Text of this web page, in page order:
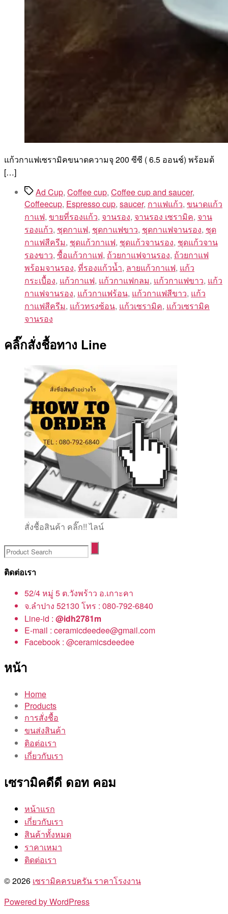
แก้วกาแฟเซรามิคขนาดความจุ 200 ซีซี ( 6.5 ออนช์) พร้อมด้
[…]
TagsAd Cup, Coffee cup, Coffee cup and saucer,
Coffeecup, Espresso cup, saucer, กาแฟแก้ว, ขนาดแก้ว
กาแฟ, ขายที่รองแก้ว, จานรอง, จานรอง เซรามิค, จาน
รองแก้ว, ชุดกาแฟ, ชุดกาแฟขาว, ชุดกาแฟจานรอง, ชุด
กาแฟสีครีม, ชุดแก้วกาแฟ, ชุดแก้วจานรอง, ชุดแก้วจาน
รองขาว, ซื้อแก้วกาแฟ, ถ้วยกาแฟจานรอง, ถ้วยกาแฟ
พร้อมจานรอง, ที่รองแก้วน้ำ, ลายแก้วกาแฟ, แก้ว
กระเบื้อง, แก้วกาแฟ, แก้วกาแฟกลม, แก้วกาแฟขาว, แก้ว
กาแฟจานรอง, แก้วกาแฟร้อน, แก้วกาแฟสีขาว, แก้ว
กาแฟสีครีม, แก้วทรงซ้อน, แก้วเซรามิค, แก้วเซรามิค
จานรอง
คลิ๊กสั่งชื้อทาง Line
สั่งชื้อสินค้า คลิ๊ก!! ไลน์
ติดต่อเรา
52/4 หมู่ 5 ต.วังพร้าว อ.เกาะคา
จ.ลำปาง 52130 โทร : 080-792-6840
Line-id : @idh2781m
E-mail : ceramicdeedee@gmail.com
Facebook : @ceramicsdeedee
หน้า
Home
Products
การสั่งชื้อ
ขนส่งสินค้า
ติอต่อเรา
เกี่ยวกับเรา
เซรามิคดีดี ดอท คอม
หน้าแรก
เกี่ยวกับเรา
สินค้าทั้งหมด
ราคาเหมา
ติดต่อเรา
© 2026 เซรามิคครบครัน ราคาโรงงาน
Powered by WordPress